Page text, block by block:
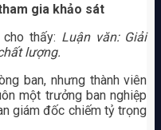
gia khảo sát
thấy: Luận văn: Giải
lượng.
ban, nhưng thành viên
một trưởng ban nghiệp
giám đốc chiếm tỷ trọng